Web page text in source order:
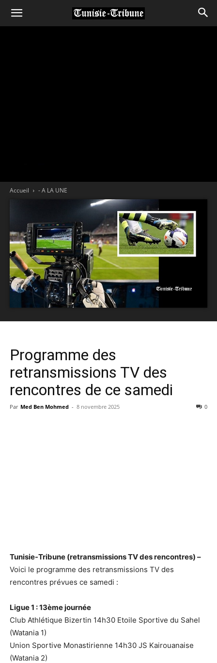
Accueil - A LA UNE
Programme des
retransmissions TV des
rencontres de ce samedi
Par Med Ben Mohmed - 8 novembre 2025 0
Tunisie-Tribune (retransmissions TV des rencontres) –
Voici le programme des retransmissions TV des
rencontres prévues ce samedi :
Ligue 1 : 13ème journée
Club Athlétique Bizertin 14h30 Etoile Sportive du Sahel
(Watania 1)
Union Sportive Monastirienne 14h30 JS Kairouanaise
(Watania 2)